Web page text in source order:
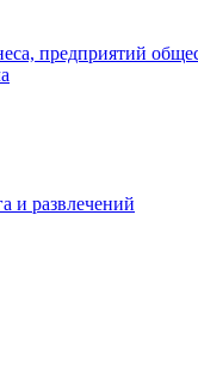
предприятий
и развлечений